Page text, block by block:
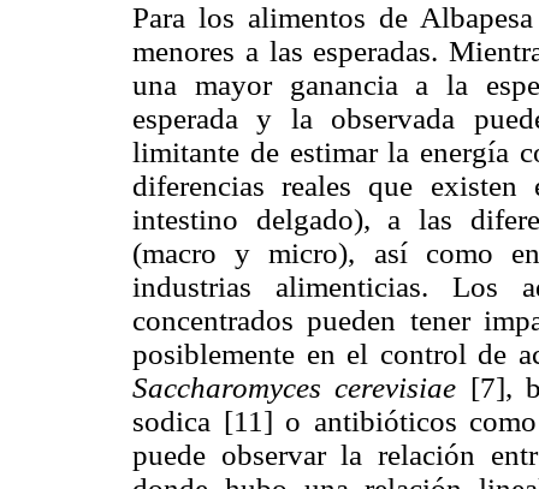
Para los alimentos de
menores a las esperadas.
una mayor ganancia a la
esperada y la observada
limitante de estimar la energía
diferencias reales que
intestino delgado), a las
(macro y micro), así como
industrias alimenticias. Los
concentrados pueden tener
posiblemente en el control de
Saccharomyces cerevisiae [7],
sodica [11] o antibióticos
puede observar la relación